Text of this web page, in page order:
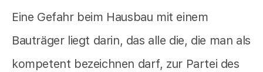
Eine Gefahr beim Hausbau mit einem
Bauträger liegt darin, das alle die, die man als
kompetent bezeichnen darf, zur Partei des